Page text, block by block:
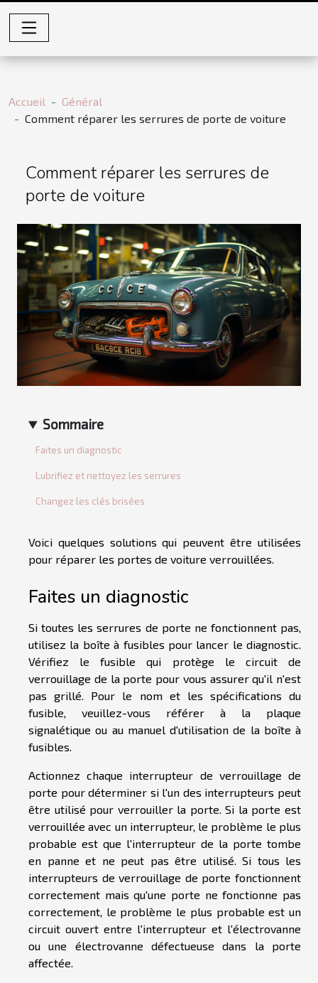
Accueil
Général
Comment réparer les serrures de porte de voiture
Comment réparer les serrures de
porte de voiture
Sommaire
Faites un diagnostic
Lubrifiez et nettoyez les serrures
Changez les clés brisées
Voici quelques solutions qui peuvent être utilisées
pour réparer les portes de voiture verrouillées.
Faites un diagnostic
Si toutes les serrures de porte ne fonctionnent pas,
utilisez la boîte à fusibles pour lancer le diagnostic.
Vérifiez le fusible qui protège le circuit de
verrouillage de la porte pour vous assurer qu'il n'est
pas grillé. Pour le nom et les spécifications du
fusible, veuillez-vous référer à la plaque
signalétique ou au manuel d'utilisation de la boîte à
fusibles.
Actionnez chaque interrupteur de verrouillage de
porte pour déterminer si l'un des interrupteurs peut
être utilisé pour verrouiller la porte. Si la porte est
verrouillée avec un interrupteur, le problème le plus
probable est que l'interrupteur de la porte tombe
en panne et ne peut pas être utilisé. Si tous les
interrupteurs de verrouillage de porte fonctionnent
correctement mais qu'une porte ne fonctionne pas
correctement, le problème le plus probable est un
circuit ouvert entre l'interrupteur et l'électrovanne
ou une électrovanne défectueuse dans la porte
affectée.